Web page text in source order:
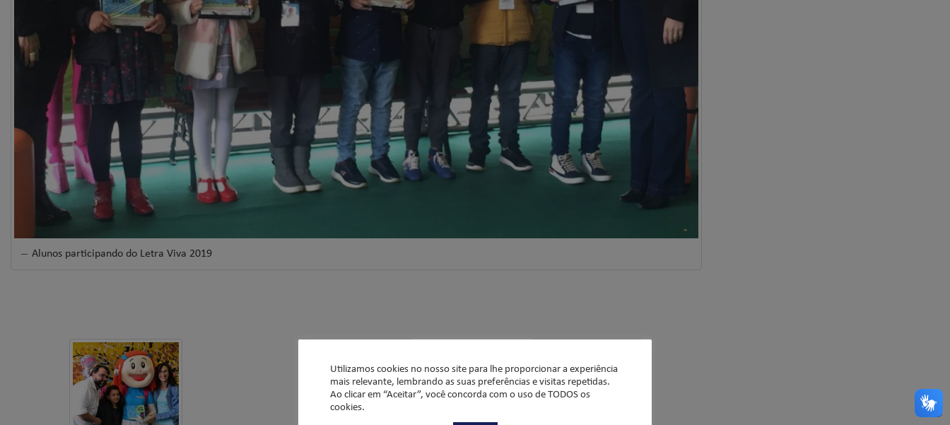
Alunos participando do Letra Viva 2019
Utilizamos cookies no nosso site para lhe proporcionar a experiência
mais relevante, lembrando as suas preferências e visitas repetidas.
Ao clicar em “Aceitar”, você concorda com o uso de TODOS os
cookies.